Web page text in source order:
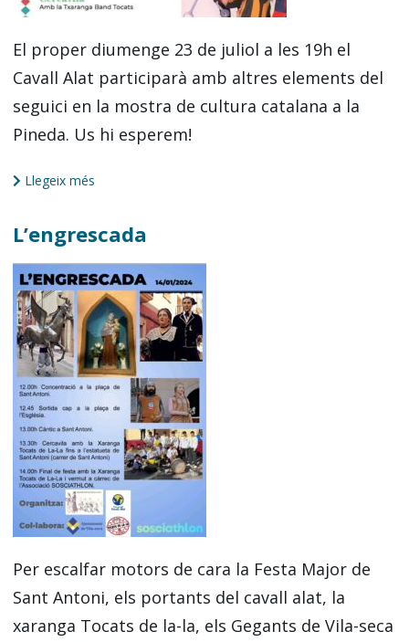
El proper diumenge 23 de juliol a les 19h el
Cavall Alat participarà amb altres elements del
seguici en la mostra de cultura catalana a la
Pineda. Us hi esperem!
Llegeix més
L’engrescada
Per escalfar motors de cara la Festa Major de
Sant Antoni, els portants del cavall alat, la
xaranga Tocats de la-la, els Gegants de Vila-seca